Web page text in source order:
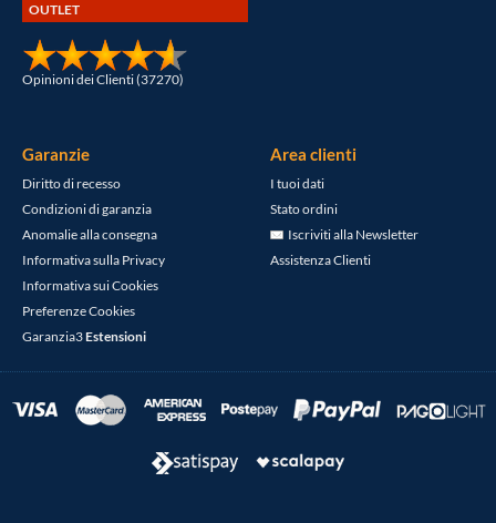
OUTLET
Opinioni dei Clienti (37270)
Garanzie
Diritto di recesso
Condizioni di garanzia
Anomalie alla consegna
Informativa sulla Privacy
Informativa sui Cookies
Preferenze Cookies
Garanzia3Estensioni
Area clienti
I tuoi dati
Stato ordini
Iscriviti alla Newsletter
Assistenza Clienti